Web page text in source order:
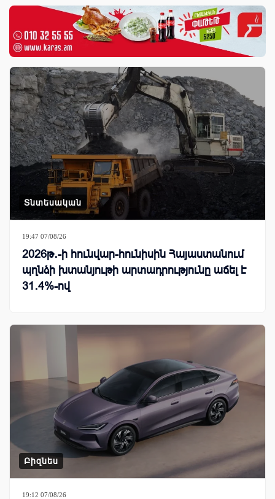
Տնտեսական
19:47 07/08/26
2026թ․-ի հունվար-հունիսին Հայաստանում
պղնձի խտանյութի արտադրությունը աճել է
31․4%-ով
Բիզնես
19:12 07/08/26